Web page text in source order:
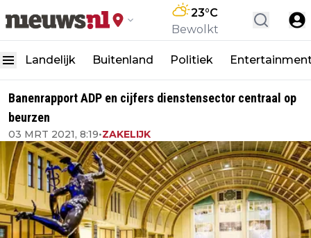
23°C
Bewolkt
Landelijk Buitenland Politiek
Banenrapport ADP en cijfers dienstensector centraal op
beurzen
03 MRT 2021, 8:19•ZAKELIJK